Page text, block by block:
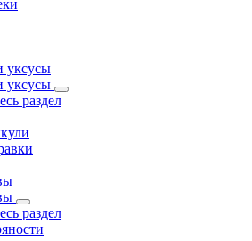
уксусы
уксусы
раздел
раздел